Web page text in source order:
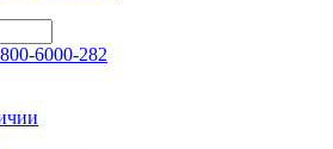
6000-282